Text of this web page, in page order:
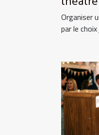
Organiser
par le